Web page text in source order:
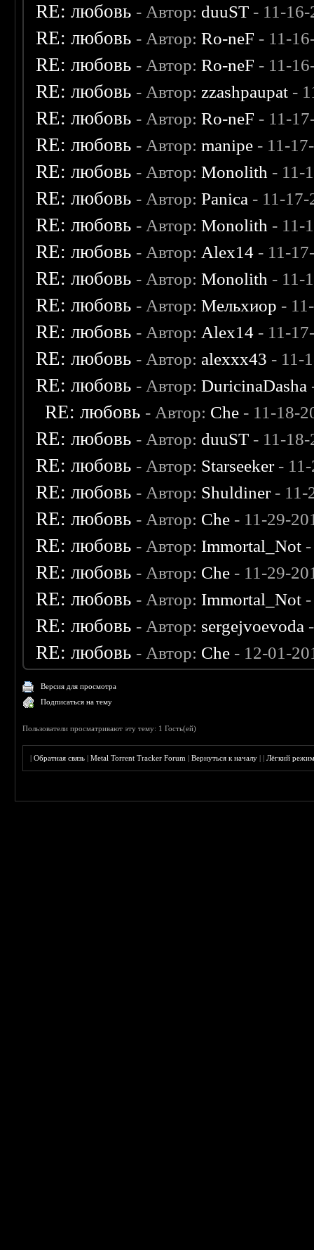
RE: любовь - Автор: duuST - 11-
RE: любовь - Автор:Ro-neF - 11-
RE: любовь - Автор:Ro-neF - 11-
RE: любовь - Автор: zzashpaupat -
RE: любовь - Автор:Ro-neF - 11-
RE: любовь - Автор:manipe - 11-
RE: любовь - Автор:Monolith - 11-
RE: любовь - Автор:Panica - 11-
RE: любовь - Автор:Monolith - 11-
RE: любовь - Автор: Alex14 - 11-
RE: любовь - Автор:Monolith - 11-
RE: любовь - Автор:Мельхиор -
RE: любовь - Автор: Alex14 - 11-
RE: любовь - Автор: alexxx43 - 11-
RE: любовь - Автор:DuricinaDasha
RE: любовь - Автор: Che - 11-18-
RE: любовь - Автор: duuST - 11-
RE: любовь - Автор: Starseeker- 11-
RE: любовь - Автор: Shuldiner- 11-
RE: любовь - Автор: Che - 11-29-
RE: любовь - Автор: Immortal_Not
RE: любовь - Автор: Che - 11-29-
RE: любовь - Автор: Immortal_Not
RE: любовь - Автор: sergejvoevoda
RE: любовь - Автор: Che - 12-01-
Версия для просмотра
Подписаться на тему
Пользователи просматривают эту тему: 1 Гость(ей)
|Обратная связь |Metal Torrent Tracker Forum |Вернуться к началу ||Лёгкий